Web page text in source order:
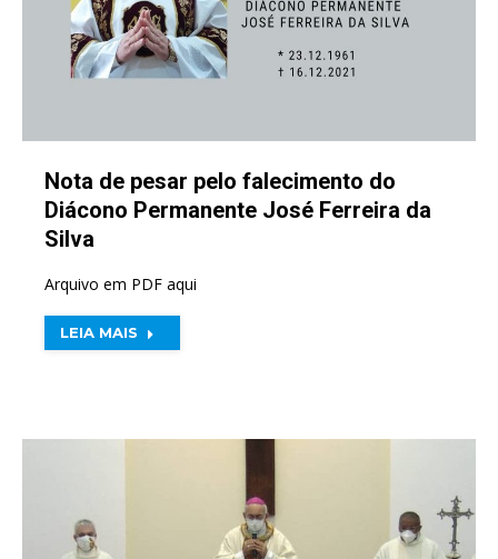
Nota de pesar pelo falecimento do
Diácono Permanente José Ferreira da
Silva
Arquivo em PDF aqui
LEIA MAIS